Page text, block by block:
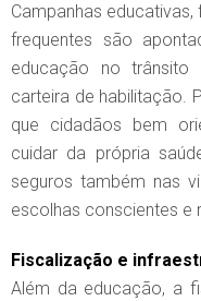
Campanhas
frequentes são
educação no
carteira de habilitação.
que cidadãos bem
cuidar da própria
seguros também nas
escolhas conscientes e
Fiscalização e
Além da educação, a